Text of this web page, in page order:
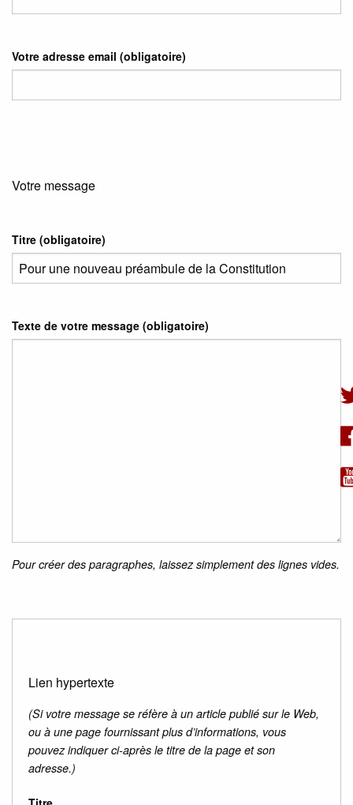
Votre adresse email (obligatoire)
Votre message
Titre (obligatoire)
Texte de votre message (obligatoire)
Pour créer des paragraphes, laissez simplement des lignes vides.
Lien hypertexte
(Si votre message se réfère à un article publié sur le Web,
ou à une page fournissant plus d’informations, vous
pouvez indiquer ci-après le titre de la page et son
adresse.)